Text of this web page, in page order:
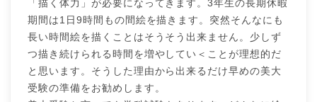
「描く体力」が必要になってきます。3年生の長期休暇
期間は1日9時間もの間絵を描きます。突然そんなにも
長い時間絵を描くことはそうそう出来ません。少しず
つ描き続けられる時間を増やしてい＜ことが理想的だ
と思います。そうした理由から出来るだけ早めの美大
受験の準備をお勧めします。